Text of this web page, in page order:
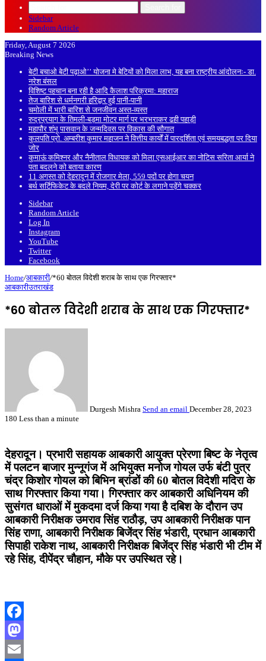
Sidebar
Random Article
Friday, August 7 2026
Breaking News
बेटी बचाओ बेटी पढ़ाओ’’ योजना मे बेटियों को मिला लाभ, यह बना राष्ट्रीय आंदोलनः- डा.
नरेश बंसल
विशिष्ट पहचान बना रही है आदि कैलाश परिक्रमा: महाराज
तेज बारिश से धर्मनगरी हरिद्वार हुई पानी-पानी
चमोली में भारी बारिश से जनजीवन अस्त-व्यस्त
रुद्रप्रयाग के तिमली-बड़मा मोटर मार्ग पर भरभराकर ढही पहाड़ी
महापौर शंभू पासवान के जन्मदिवस पर विकास की सौगात
कुलपति प्रो. अम्बरीश कुमार महाजन ने वित्तीय कार्यों में पारदर्शिता एवं समयबद्धता पर दिया
जोर
कुमाऊं कमिश्नर और नैनीताल विधायक को मिला एसआईआर का नोटिस सरिता आर्या ने
पता बदलने को बताया कारण
11 अगस्त को देहरादून में रोजगार मेला, 559 पदों पर होगा चयन
बर्थ सर्टिफिकेट के बदले नियम, देरी पर कोर्ट के लगाने पड़ेंगे चक्कर
Sidebar
Random Article
Log In
Instagram
YouTube
Twitter
Facebook
Home/आबकारी/*60 बोतल विदेशी शराब के साथ एक गिरफ्तार*
आबकारीउतराखंड
*60 बोतल विदेशी शराब के साथ एक गिरफ्तार*
Durgesh Mishra Send an email December 28, 2023
180 Less than a minute
देहरादून। प्रभारी सहायक आबकारी आयुक्त प्रेरणा बिष्ट के नेतृत्व
में पलटन बाजार मुन्नूगंज में अभियुक्त मनोज गोयल उर्फ बंटी पुत्र
चंद्र किशोर गोयल को बिभिन ब्रांडों की 60 बोतल विदेशी मदिरा के
साथ गिरफ्तार किया गया। गिरफ्तार कर आबकारी अधिनियम की
सुसंगत धाराओं में मुकदमा दर्ज किया गया है दबिश के दौरान उप
आबकारी निरीक्षक उमराव सिंह राठौड़, उप आबकारी निरीक्षक पान
सिंह राणा, आबकारी निरीक्षक बिजेंद्र सिंह भंडारी, प्रधान आबकारी
सिपाही राकेश नाथ, आबकारी निरीक्षक बिजेंद्र सिंह भंडारी भी टीम में
रहे सिंह, दीपेंद्र चौहान, मौके पर उपस्थित रहे।
Facebook
Mastodon